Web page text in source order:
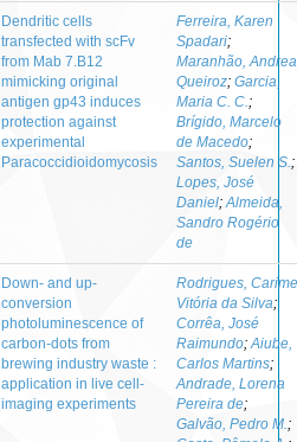
Dendritic cells
transfected with scFv
from Mab 7.B12
mimicking original
antigen gp43 induces
protection against
experimental
Paracoccidioidomycosis
Ferreira, Karen
Spadari;
Maranhão, Andrea
Queiroz; Garcia,
Maria C. C. ;
Brígido, Marcelo
de Macedo;
Santos, Suelen S. ;
Lopes, José
Daniel; Almeida,
Sandro Rogério
de
Down- and up-
conversion
photoluminescence of
carbon-dots from
brewing industry waste :
application in live cell-
imaging experiments
Rodrigues, Carime
Vitória da Silva;
Corrêa, José
Raimundo; Aiube,
Carlos Martins;
Andrade, Lorena
Pereira de;
Galvão, Pedro M. ;